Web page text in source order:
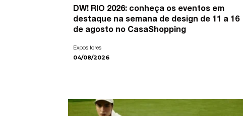
DW! RIO 2026: conheça os eventos em
destaque na semana de design de 11 a 16
de agosto no CasaShopping
Expositores
04/08/2026